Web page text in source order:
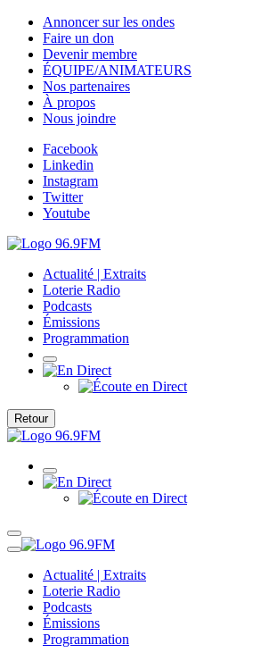
Annoncer sur les ondes
Faire un don
Devenir membre
ÉQUIPE/ANIMATEURS
Nos partenaires
À propos
Nous joindre
Facebook
Linkedin
Instagram
Twitter
Youtube
Actualité | Extraits
Loterie Radio
Podcasts
Émissions
Programmation
Retour
Actualité | Extraits
Loterie Radio
Podcasts
Émissions
Programmation